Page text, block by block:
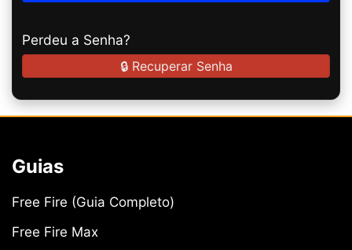
Perdeu a Senha?
🔒 Recuperar Senha
Guias
Free Fire (Guia Completo)
Free Fire Max